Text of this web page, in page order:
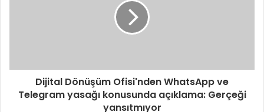
Dijital Dönüşüm Ofisi'nden WhatsApp ve
Telegram yasağı konusunda açıklama: Gerçeği
yansıtmıyor